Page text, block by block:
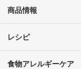
商品情報
レシピ
食物アレルギーケア